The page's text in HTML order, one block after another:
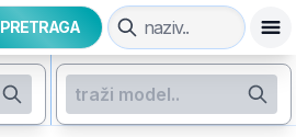
PRETRAGA